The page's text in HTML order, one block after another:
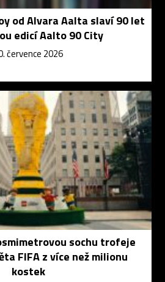
od Alvara Aalta slaví 90 let
edicí Aalto 90 City
července 2026
sochu trofeje
FIFA z více než milionu
kostek